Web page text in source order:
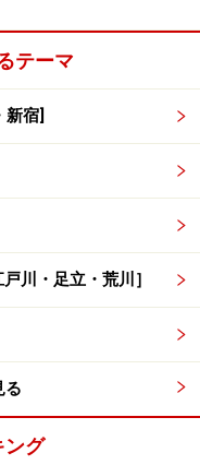
テーマ
新宿]
川・足立・荒川］
る
ング